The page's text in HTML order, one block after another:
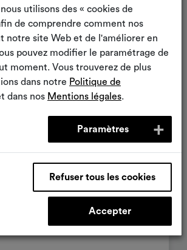
utilisons des « cookies de
de comprendre comment nos
notre site Web et de l'améliorer en
pouvez modifier le paramétrage de
moment. Vous trouverez de plus
dans notre Politique de
dans nos Mentions légales.
Paramètres
Refuser tous les cookies
Accepter